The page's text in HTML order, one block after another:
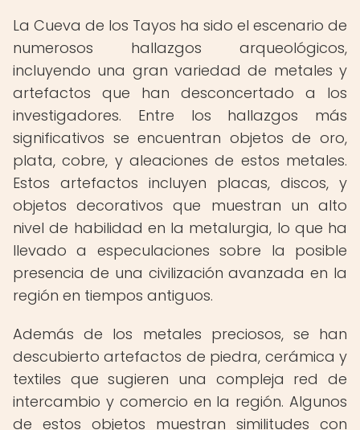
La Cueva de los Tayos ha sido el escenario de
numerosos hallazgos arqueológicos,
incluyendo una gran variedad de metales y
artefactos que han desconcertado a los
investigadores. Entre los hallazgos más
significativos se encuentran objetos de oro,
plata, cobre, y aleaciones de estos metales.
Estos artefactos incluyen placas, discos, y
objetos decorativos que muestran un alto
nivel de habilidad en la metalurgia, lo que ha
llevado a especulaciones sobre la posible
presencia de una civilización avanzada en la
región en tiempos antiguos.
Además de los metales preciosos, se han
descubierto artefactos de piedra, cerámica y
textiles que sugieren una compleja red de
intercambio y comercio en la región. Algunos
de estos objetos muestran similitudes con